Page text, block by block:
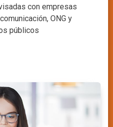
con empresas
ONG y
públicos